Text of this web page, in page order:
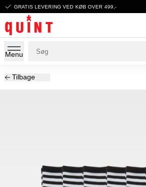
GRATIS LEVERING VED KØB OVER 499,-
Menu
Tilbage